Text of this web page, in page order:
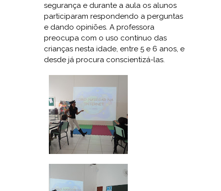
segurança e durante a aula os alunos
participaram respondendo a perguntas
e dando opiniões. A professora
preocupa com o uso contínuo das
crianças nesta idade, entre 5 e 6 anos, e
desde já procura conscientizá-las.